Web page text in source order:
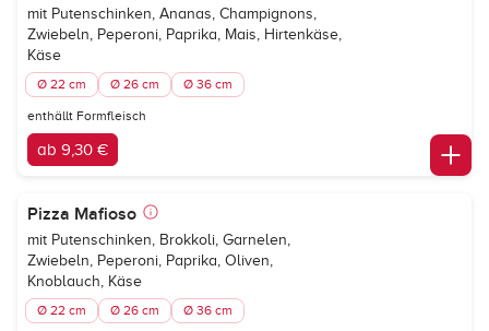
mit Putenschinken, Ananas, Champignons,
Zwiebeln, Peperoni, Paprika, Mais, Hirtenkäse,
Käse
Ø 22 cm Ø 26 cm Ø 36 cm
enthällt Formfleisch
ab 9,30 €
Pizza Mafioso
mit Putenschinken, Brokkoli, Garnelen,
Zwiebeln, Peperoni, Paprika, Oliven,
Knoblauch, Käse
Ø 22 cm Ø 26 cm Ø 36 cm